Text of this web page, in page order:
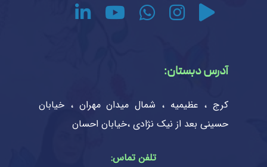
آدرس دبستان:
کرج ، عظیمیه ، شمال میدان مهران ، خیابان
حسینی بعد از نیک نژادی ،خیابان احسان
تلفن تماس: